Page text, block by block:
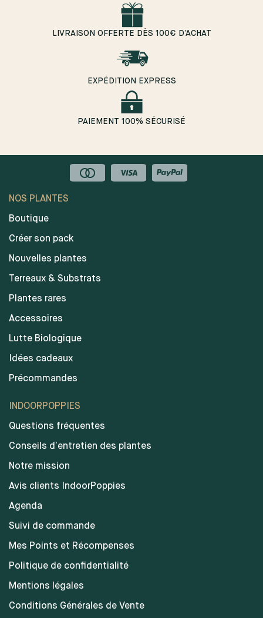
LIVRAISON OFFERTE DÈS 100€ D’ACHAT
EXPÉDITION EXPRESS
PAIEMENT 100% SÉCURISÉ
NOS PLANTES
Boutique
Créer son pack
Nouvelles plantes
Terreaux & Substrats
Plantes rares
Accessoires
Lutte Biologique
Idées cadeaux
Précommandes
INDOORPOPPIES
Questions fréquentes
Conseils d’entretien des plantes
Notre mission
Avis clients IndoorPoppies
Agenda
Suivi de commande
Mes Points et Récompenses
Politique de confidentialité
Mentions légales
Conditions Générales de Vente